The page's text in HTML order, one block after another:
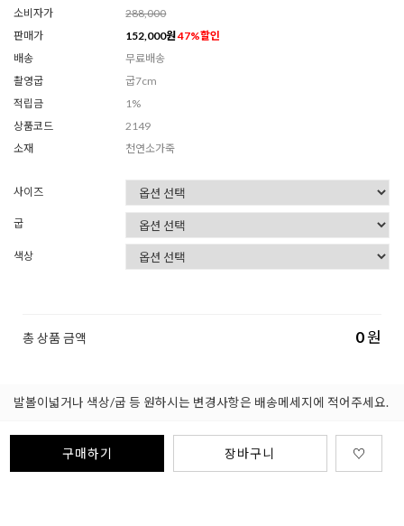
소비자가
288,000
판매가
152,000원47%할인
배송
무료배송
촬영굽
굽7cm
적립금
1%
상품코드
2149
소재
천연소가죽
사이즈
굽
색상
총 상품 금액 0원
발볼이넓거나 색상/굽 등 원하시는 변경사항은 배송메세지에 적어주세요.
구매하기 장바구니 ♡